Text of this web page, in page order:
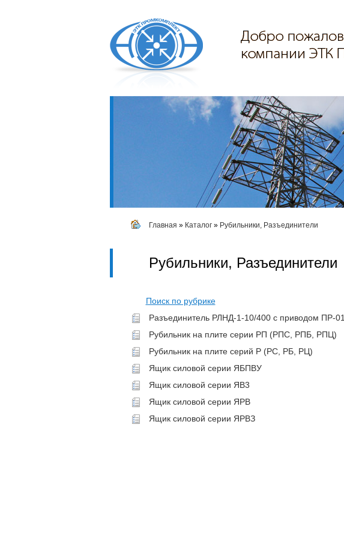
Главная » Каталог» Рубильники, Разъединители
Рубильники, Разъединители
Поиск по рубрике
Разъединитель РЛНД-1-10/400 с приводом ПР-01
Рубильник на плите серии РП (РПС, РПБ, РПЦ)
Рубильник на плите серий Р (РС, РБ, РЦ)
Ящик силовой серии ЯБПВУ
Ящик силовой серии ЯВ3
Ящик силовой серии ЯРВ
Ящик силовой серии ЯРВЗ